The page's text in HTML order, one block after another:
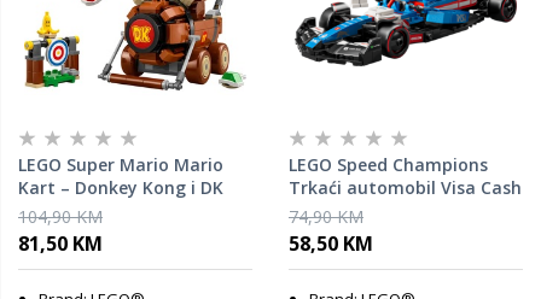
LEGO Super Mario Mario
Kart – Donkey Kong i DK
Jumbo 72033
104,90 KM
81,50 KM
LEGO Speed Champions
Trkaći automobil Visa Cash
App RB VCARB 01 F1 77246
74,90 KM
58,50 KM